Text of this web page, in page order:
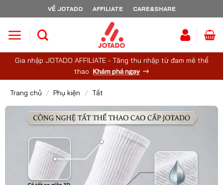
to
VỀ JOTADO AFFILIATE CARE&SHARE
Gia nhập JOTADO AFFILIATE - Tăng thu nhập từ đam mê thể
thao
Trang chủ / Phụ kiện / Tất